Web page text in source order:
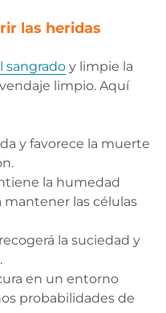
las heridas
sangradoy limpie la
limpio. Aquí
y favorece la muerte
la humedad
mantener las células
la suciedad y
en un entorno
probabilidades de